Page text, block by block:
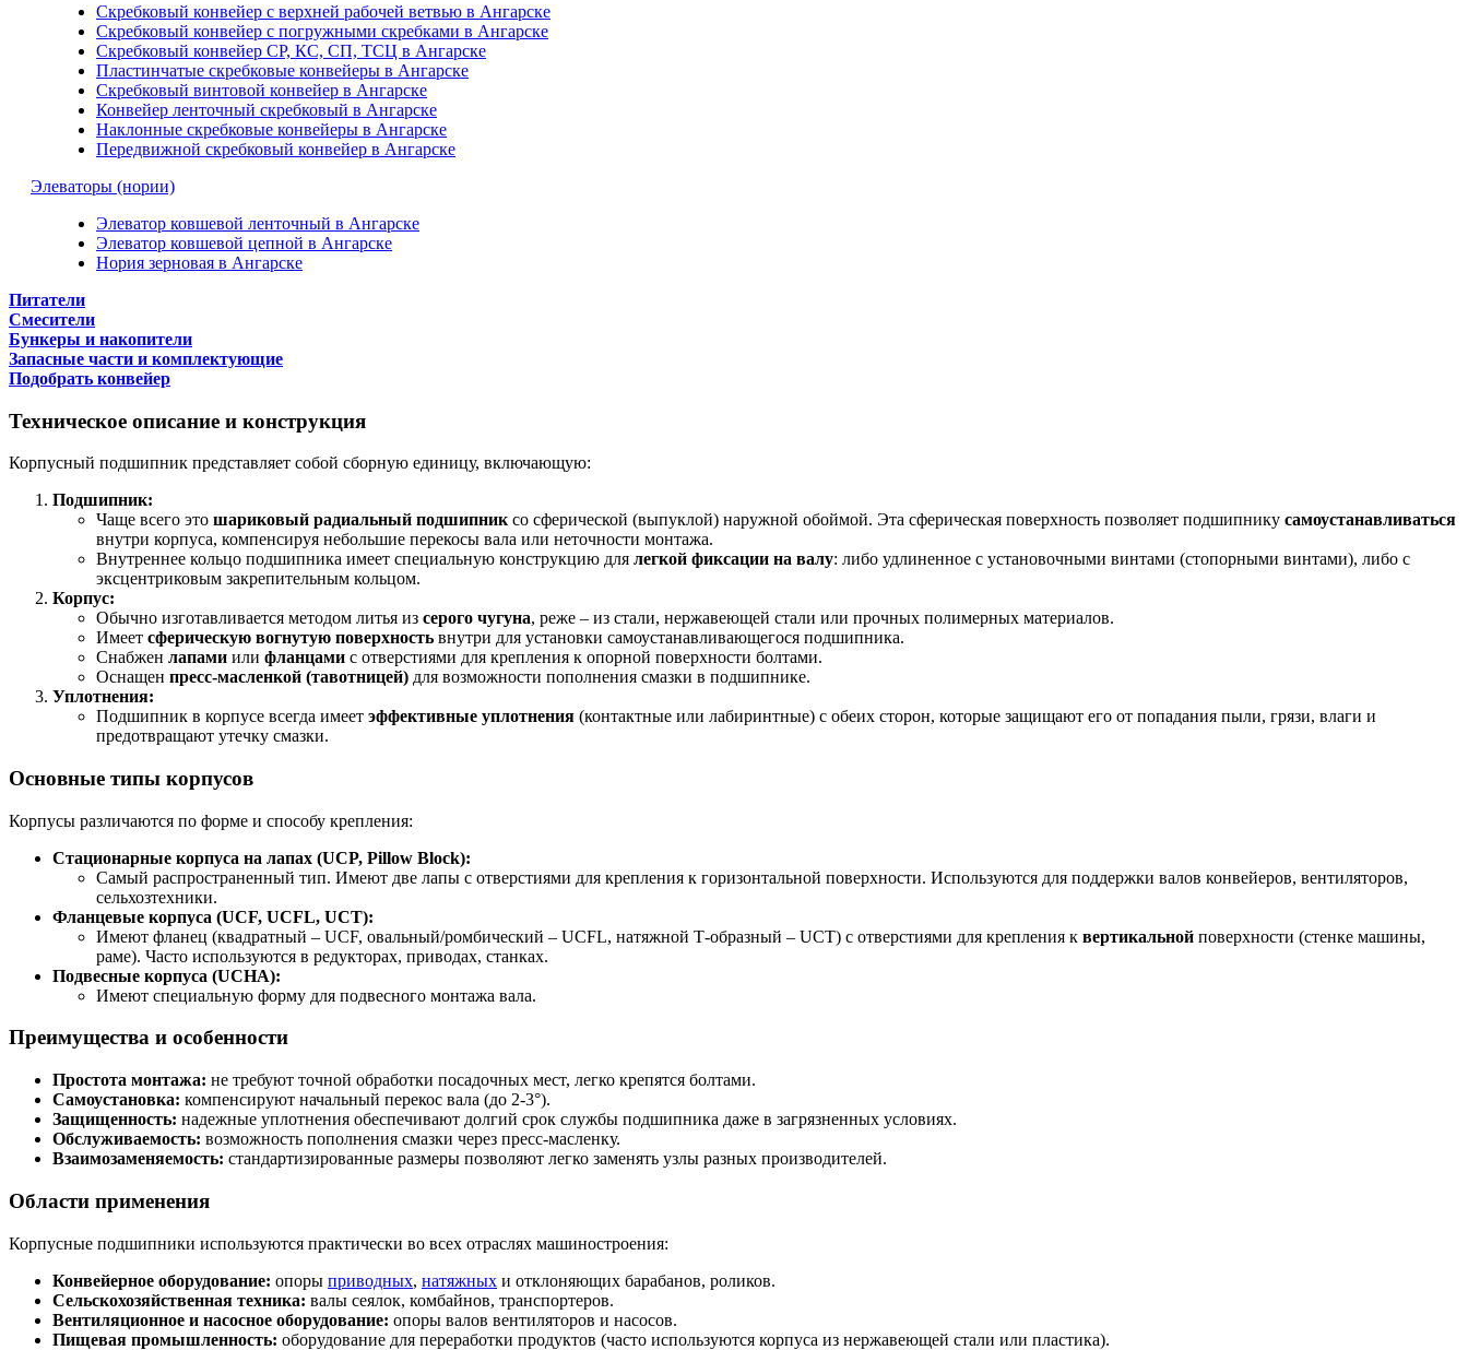
Скребковый конвейер с верхней рабочей ветвью в Ангарске
Скребковый конвейер с погружными скребками в Ангарске
Скребковый конвейер СР, КС, СП, ТСЦ в Ангарске
Пластинчатые скребковые конвейеры в Ангарске
Скребковый винтовой конвейер в Ангарске
Конвейер ленточный скребковый в Ангарске
Наклонные скребковые конвейеры в Ангарске
Передвижной скребковый конвейер в Ангарске
Элеваторы (нории)
Элеватор ковшевой ленточный в Ангарске
Элеватор ковшевой цепной в Ангарске
Нория зерновая в Ангарске
Питатели
Смесители
Бункеры и накопители
Запасные части и комплектующие
Подобрать конвейер
Техническое описание и конструкция
Корпусный подшипник представляет собой сборную единицу, включающую:
Подшипник:
Чаще всего это шариковый радиальный подшипник со сферической (выпуклой) наружной обоймой. Эта сферическая поверхность позволяет подшипнику самоустанавливаться
внутри корпуса, компенсируя небольшие перекосы вала или неточности монтажа.
Внутреннее кольцо подшипника имеет специальную конструкцию для легкой фиксации на валу: либо удлиненное с установочными винтами (стопорными винтами), либо с
эксцентриковым закрепительным кольцом.
Корпус:
Обычно изготавливается методом литья из серого чугуна, реже – из стали, нержавеющей стали или прочных полимерных материалов.
Имеет сферическую вогнутую поверхность внутри для установки самоустанавливающегося подшипника.
Снабжен лапами или фланцами с отверстиями для крепления к опорной поверхности болтами.
Оснащен пресс-масленкой (тавотницей) для возможности пополнения смазки в подшипнике.
Уплотнения:
Подшипник в корпусе всегда имеет эффективные уплотнения (контактные или лабиринтные) с обеих сторон, которые защищают его от попадания пыли, грязи, влаги и
предотвращают утечку смазки.
Основные типы корпусов
Корпусы различаются по форме и способу крепления:
Стационарные корпуса на лапах (UCP, Pillow Block):
Самый распространенный тип. Имеют две лапы с отверстиями для крепления к горизонтальной поверхности. Используются для поддержки валов конвейеров, вентиляторов,
сельхозтехники.
Фланцевые корпуса (UCF, UCFL, UCT):
Имеют фланец (квадратный – UCF, овальный/ромбический – UCFL, натяжной Т-образный – UCT) с отверстиями для крепления к вертикальной поверхности (стенке машины,
раме). Часто используются в редукторах, приводах, станках.
Подвесные корпуса (UCHA):
Имеют специальную форму для подвесного монтажа вала.
Преимущества и особенности
Простота монтажа: не требуют точной обработки посадочных мест, легко крепятся болтами.
Самоустановка: компенсируют начальный перекос вала (до 2-3°).
Защищенность: надежные уплотнения обеспечивают долгий срок службы подшипника даже в загрязненных условиях.
Обслуживаемость: возможность пополнения смазки через пресс-масленку.
Взаимозаменяемость: стандартизированные размеры позволяют легко заменять узлы разных производителей.
Области применения
Корпусные подшипники используются практически во всех отраслях машиностроения:
Конвейерное оборудование: опоры приводных, натяжных и отклоняющих барабанов, роликов.
Сельскохозяйственная техника: валы сеялок, комбайнов, транспортеров.
Вентиляционное и насосное оборудование: опоры валов вентиляторов и насосов.
Пищевая промышленность: оборудование для переработки продуктов (часто используются корпуса из нержавеющей стали или пластика).